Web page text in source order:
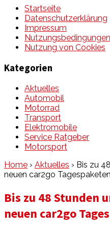
Startseite
Datenschutzerklärung
Impressum
Nutzungsbedingungen
Nutzung von Cookies
Kategorien
Aktuelles
Automobil
Motorrad
Transport
Elektromobile
Service Ratgeber
Motorsport
Home › Aktuelles › Bis zu
neuen car2go Tagespaketen
Bis zu 48 Stunden
neuen car2go